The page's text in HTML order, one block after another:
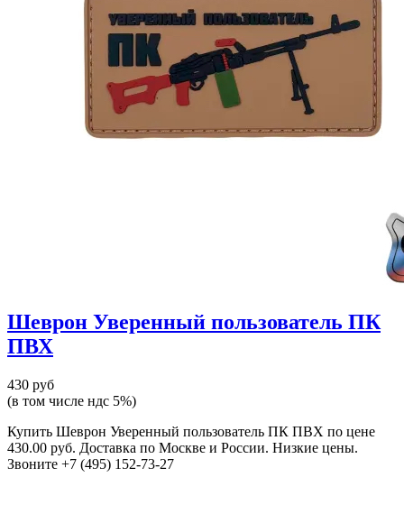
Шеврон Уверенный пользователь ПК
ПВХ
430 руб
(в том числе ндс 5%)
Купить Шеврон Уверенный пользователь ПК ПВХ по цене
430.00 руб. Доставка по Москве и России. Низкие цены.
Звоните +7 (495) 152-73-27